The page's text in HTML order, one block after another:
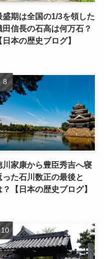
盛期は全国の1/3を領した
田信長の石高は何万石？
日本の歴史ブログ】
川家康から豊臣秀吉へ寝
った石川数正の最後と
？【日本の歴史ブログ】